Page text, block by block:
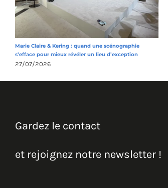
Marie Claire & Kering : quand une scénographie
s’efface pour mieux révéler un lieu d’exception
27/07/2026
Gardez le contact
et rejoignez notre newsletter !